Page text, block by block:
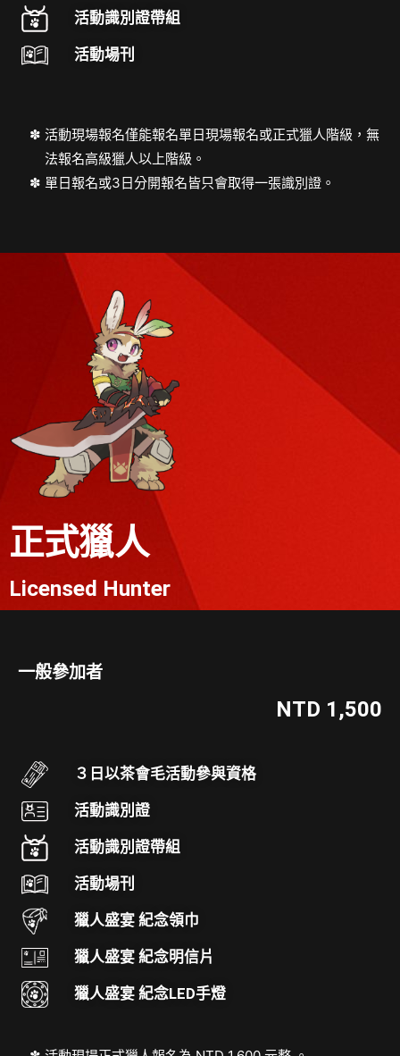
活動識別證帶組
活動場刊
活動現場報名僅能報名單日現場報名或正式獵人階級，無
法報名高級獵人以上階級。
單日報名或3日分開報名皆只會取得一張識別證。
正式獵人
Licensed Hunter
一般參加者
NTD 1,500
３日以茶會毛活動參與資格
活動識別證
活動識別證帶組
活動場刊
獵人盛宴 紀念領巾
獵人盛宴 紀念明信片
獵人盛宴 紀念LED手燈